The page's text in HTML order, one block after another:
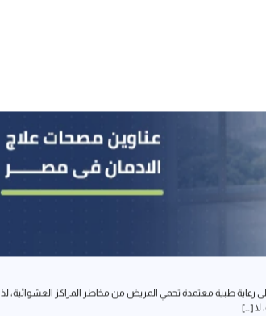
طبية معتمدة تحمي المريض من مخاطر المراكز العشوائية، لذا